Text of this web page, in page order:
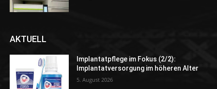
AKTUELL
Implantatpflege im Fokus (2/2):
Implantatversorgung im höheren Alter
5. August 2026